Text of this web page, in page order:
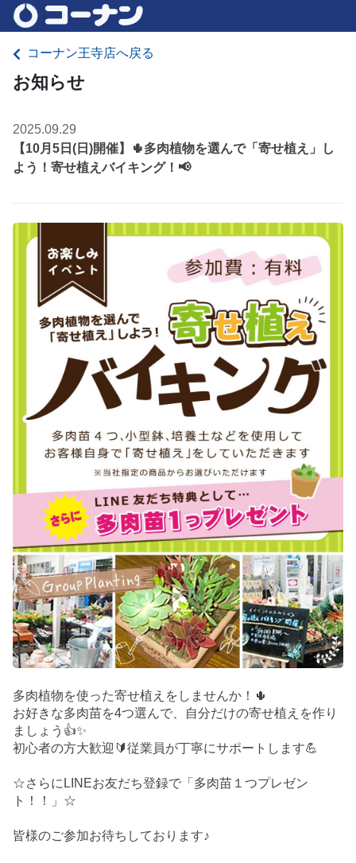
コーナン王寺店へ戻る
お知らせ
2025.09.29
【10月5日(日)開催】🌵多肉植物を選んで「寄せ植え」し
よう！寄せ植えバイキング！📢
多肉植物を使った寄せ植えをしませんか！🌵
お好きな多肉苗を4つ選んで、自分だけの寄せ植えを作り
ましょう👍✨
初心者の方大歓迎🔰従業員が丁寧にサポートします💪
☆さらにLINEお友だち登録で「多肉苗１つプレゼン
ト！！」☆
皆様のご参加お待ちしております♪